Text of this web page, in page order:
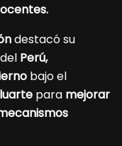
destacó su
del Perú,
bajo el
para mejorar